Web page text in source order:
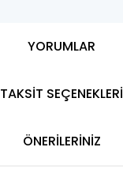
YORUMLAR
TAKSİT SEÇENEKLERİ
ÖNERİLERİNİZ